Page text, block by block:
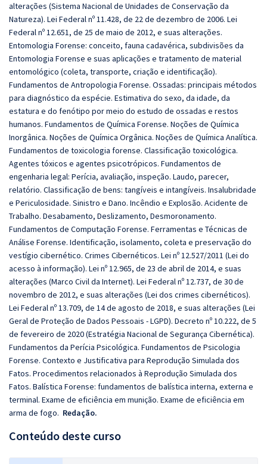
alterações (Sistema Nacional de Unidades de Conservação da
Natureza). Lei Federal nº 11.428, de 22 de dezembro de 2006. Lei
Federal nº 12.651, de 25 de maio de 2012, e suas alterações.
Entomologia Forense: conceito, fauna cadavérica, subdivisões da
Entomologia Forense e suas aplicações e tratamento de material
entomológico (coleta, transporte, criação e identificação).
Fundamentos de Antropologia Forense. Ossadas: principais métodos
para diagnóstico da espécie. Estimativa do sexo, da idade, da
estatura e do fenótipo por meio do estudo de ossadas e restos
humanos. Fundamentos de Química Forense. Noções de Química
Inorgânica. Noções de Química Orgânica. Noções de Química Analítica.
Fundamentos de toxicologia forense. Classificação toxicológica.
Agentes tóxicos e agentes psicotrópicos. Fundamentos de
engenharia legal: Perícia, avaliação, inspeção. Laudo, parecer,
relatório. Classificação de bens: tangíveis e intangíveis. Insalubridade
e Periculosidade. Sinistro e Dano. Incêndio e Explosão. Acidente de
Trabalho. Desabamento, Deslizamento, Desmoronamento.
Fundamentos de Computação Forense. Ferramentas e Técnicas de
Análise Forense. Identificação, isolamento, coleta e preservação do
vestígio cibernético. Crimes Cibernéticos. Lei nº 12.527/2011 (Lei do
acesso à informação). Lei nº 12.965, de 23 de abril de 2014, e suas
alterações (Marco Civil da Internet). Lei Federal nº 12.737, de 30 de
novembro de 2012, e suas alterações (Lei dos crimes cibernéticos).
Lei Federal nº 13.709, de 14 de agosto de 2018, e suas alterações (Lei
Geral de Proteção de Dados Pessoais - LGPD). Decreto nº 10.222, de 5
de fevereiro de 2020 (Estratégia Nacional de Segurança Cibernética).
Fundamentos da Perícia Psicológica. Fundamentos de Psicologia
Forense. Contexto e Justificativa para Reprodução Simulada dos
Fatos. Procedimentos relacionados à Reprodução Simulada dos
Fatos. Balística Forense: fundamentos de balística interna, externa e
terminal. Exame de eficiência em munição. Exame de eficiência em
arma de fogo. Redação.
Conteúdo deste curso